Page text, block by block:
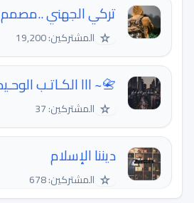
تركي الجهني ..مصمم
☆ المشتركين: 19,200
📇~ lll الكـاتـب الوحـید
☆ المشتركين: 37
ديننا الإسلام
☆ المشتركين: 678